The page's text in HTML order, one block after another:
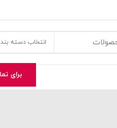
انتخاب دسته
برای